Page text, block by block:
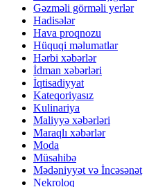
Gəzməli görməli yerlər
Hadisələr
Hava proqnozu
Hüquqi məlumatlar
Hərbi xəbərlər
İdman xəbərləri
İqtisadiyyat
Kateqoriyasız
Kulinariya
Maliyyə xəbərləri
Maraqlı xəbərlər
Moda
Müsahibə
Mədəniyyət və İncəsənət
Nekroloq